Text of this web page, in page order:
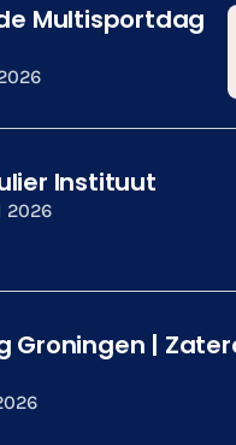
Multisportdag
Instituut
2026
Groningen |